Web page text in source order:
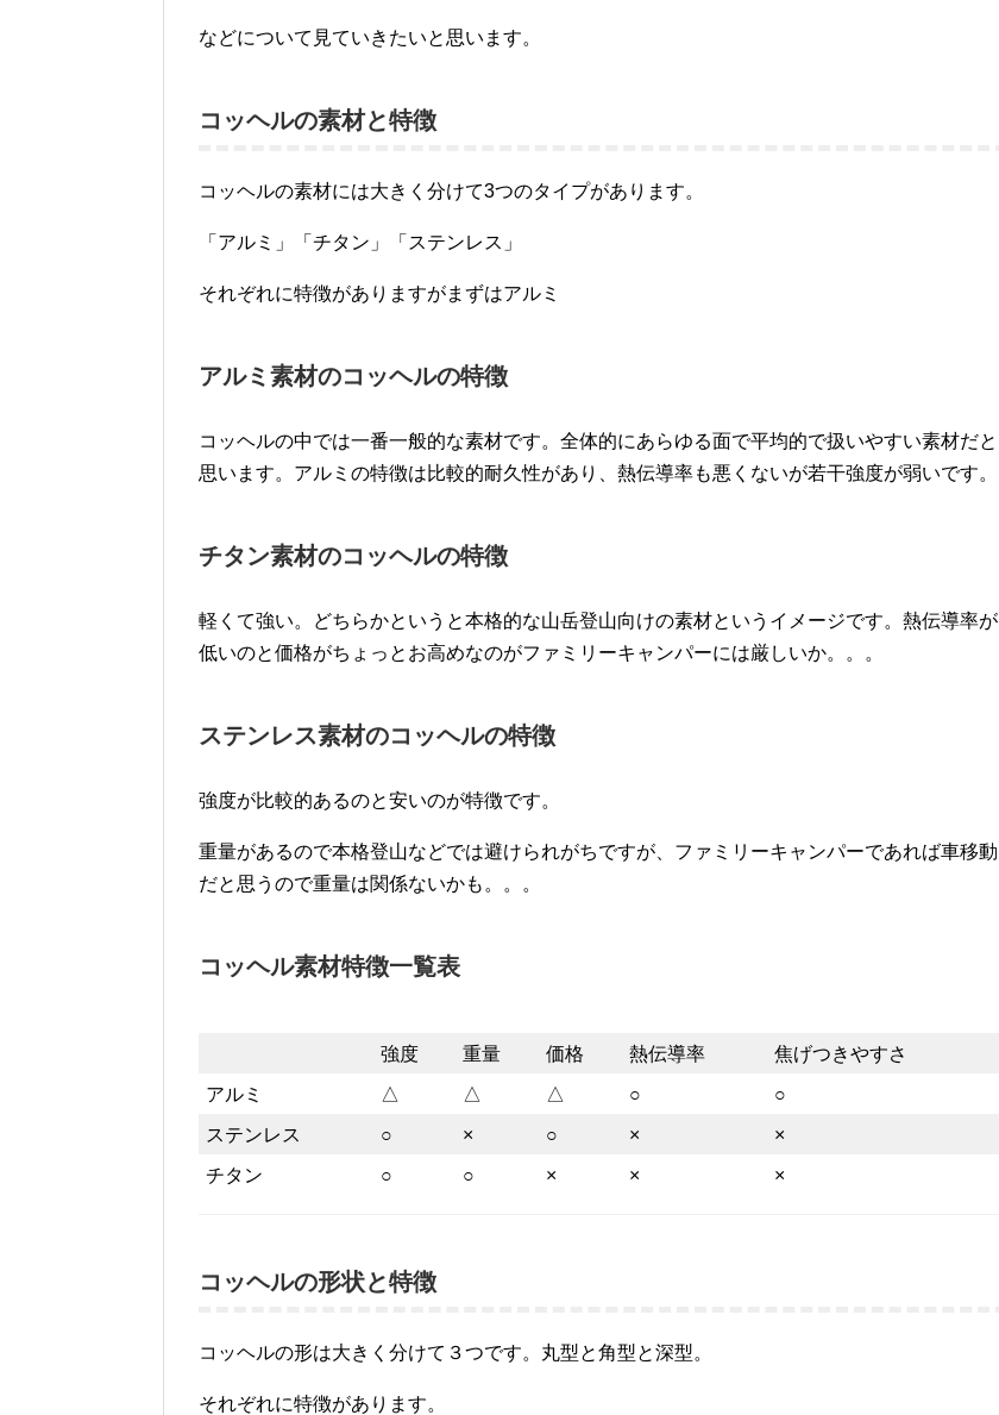
などについて見ていきたいと思います。
コッヘルの素材と特徴
コッヘルの素材には大きく分けて3つのタイプがあります。
「アルミ」「チタン」「ステンレス」
それぞれに特徴がありますがまずはアルミ
アルミ素材のコッヘルの特徴
コッヘルの中では一番一般的な素材です。全体的にあらゆる面で平均的で扱いやすい素材だと
思います。アルミの特徴は比較的耐久性があり、熱伝導率も悪くないが若干強度が弱いです。
チタン素材のコッヘルの特徴
軽くて強い。どちらかというと本格的な山岳登山向けの素材というイメージです。熱伝導率が
低いのと価格がちょっとお高めなのがファミリーキャンパーには厳しいか。。。
ステンレス素材のコッヘルの特徴
強度が比較的あるのと安いのが特徴です。
重量があるので本格登山などでは避けられがちですが、ファミリーキャンパーであれば車移動
だと思うので重量は関係ないかも。。。
コッヘル素材特徴一覧表
強度 重量 価格 熱伝導率
焦げつきやすさ
アルミ
△ △ △ ○
○
ステンレス
○ × ○ ×
×
チタン
○ ○ × × ×
コッヘルの形状と特徴
コッヘルの形は大きく分けて３つです。丸型と角型と深型。
それぞれに特徴があります。